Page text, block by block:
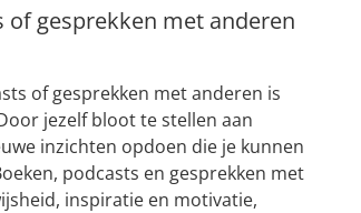
gesprekken met anderen
of gesprekken met anderen is
jezelf bloot te stellen aan
inzichten opdoen die je kunnen
podcasts en gesprekken met
inspiratie en motivatie,